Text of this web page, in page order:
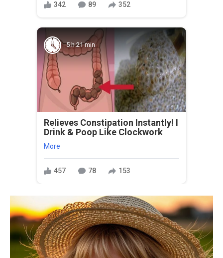
342 89 352
5 h 21 min
Relieves Constipation Instantly! I
Drink & Poop Like Clockwork
More
457 78 153